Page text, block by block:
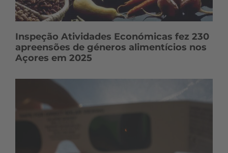
Inspeção Atividades Económicas fez 230
apreensões de géneros alimentícios nos
Açores em 2025